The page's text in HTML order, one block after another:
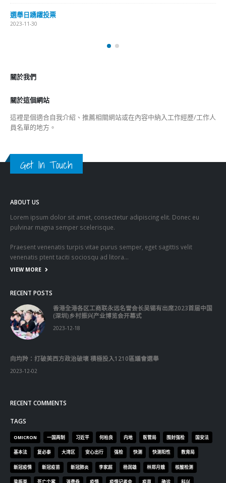
選舉日踴躍投票
2023-11-30
關於我們
關於這個網站
這裡是個適合自我介紹、推薦相關網站或在內容中納入工作經歷/工作人
員名單的地方。
Get In Touch
ABOUT US
Lorem ipsum dolor sit amet, consectetur adipiscing elit. Donec eu
pulvinar magna semper scelerisque.
Praesent venenatis turpis vitae purus semper, eget sagittis velit
venenatis ptent taciti sociosqu ad litora…
VIEW MORE
RECENT POSTS
香港全港各区工商联永远名誉会长吴锡有出席2023首届中国
(深圳)乡村振兴产业博览会开幕式
2023-12-18
向均羚：打破美西方政治破壞 積極投入1210區議會選舉
2023-12-02
RECENT COMMENTS
TAGS
OMICRON 一国两制 习近平 何柏良 内地 医管局 围封强检 国安法
基本法 复必泰 大湾区 安心出行 强检 快测 快测阳性 教育局
新冠疫情 新冠疫苗 新冠肺炎 李家超 杨润雄 林郑月娥 核酸检测